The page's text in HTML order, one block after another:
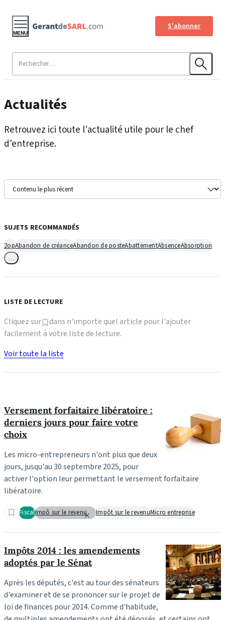
S'abonner
MENU
Actualités
Retrouvez ici toute l'actualité utile pour le chef
d'entreprise.
Versement forfaitaire libératoire :
derniers jours pour faire votre
choix
Les micro-entrepreneurs n'ont plus que deux
jours, jusqu'au 30 septembre 2025, pour
activer l'option leur permettant le versement forfaitaire
libératoire.
FiscalImpô sur le revenu Impôt sur le revenuMicro entreprise
Impôts 2014 : les amendements
adoptés par le Sénat
Après les députés, c'est au tour des sénateurs
d'examiner et de se prononcer sur le projet de
loi de finances pour 2014. Comme d'habitude,
SUJETS RECOMMANDÉS
2opAbandon de créanceAbandon de posteAbattementAbsenceAbsorption
LISTE DE LECTURE
Cliquez sur
dans n'importe quel article pour l'ajouter
facilement à votre liste de lecture.
Voir toute la liste